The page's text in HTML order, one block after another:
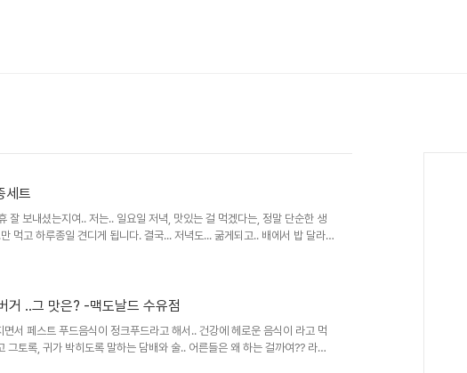
3종세트
잘 보내셨는지여.. 저는.. 일요일 저녁, 맛있는 걸 먹겠다는, 정말 단순한 생
먹고 하루종일 견디게 됩니다. 결국... 저녁도... 굶게되고.. 배에서 밥 달라
거 ..그 맛은? -맥도날드 수유점
서 페스트 푸드음식이 정크푸드라고 해서.. 건강에 헤로운 음식이 라고 먹
토록, 귀가 박히도록 말하는 담배와 술.. 어른들은 왜 하는 걸까여?? 라면